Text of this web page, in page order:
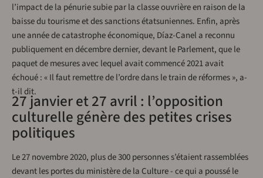
l’impact de la pénurie subie par la classe ouvrière en raison de la
baisse du tourisme et des sanctions étatsuniennes. Enfin, après
une année de catastrophe économique, Díaz-Canel a reconnu
publiquement en décembre dernier, devant le Parlement, que le
paquet de mesures avec lequel avait commencé 2021 avait
échoué : « Il faut remettre de l’ordre dans le train de réformes », a-
t-il dit.
27 janvier et 27 avril : l’opposition
culturelle génère des petites crises
politiques
Le 27 novembre 2020, plus de 300 personnes s’étaient rassemblées
devant les portes du ministère de la Culture - ce qui a poussé le